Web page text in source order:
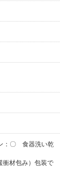
：〇 食器洗い乾
衝材包み）包装で